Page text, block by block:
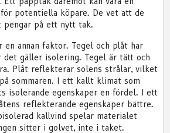
potentiella köpare. De vet att de
pengar på ett nytt tak.
en annan faktor. Tegel och plåt har
det gäller isolering. Tegel är tätt och
Plåt reflekterar solens strålar, vilket
sommaren. I ett kallt klimat som
isolerande egenskaper en fördel. I ett
reflekterande egenskaper bättre.
kallvind spelar materialet
sitter i golvet, inte i taket.